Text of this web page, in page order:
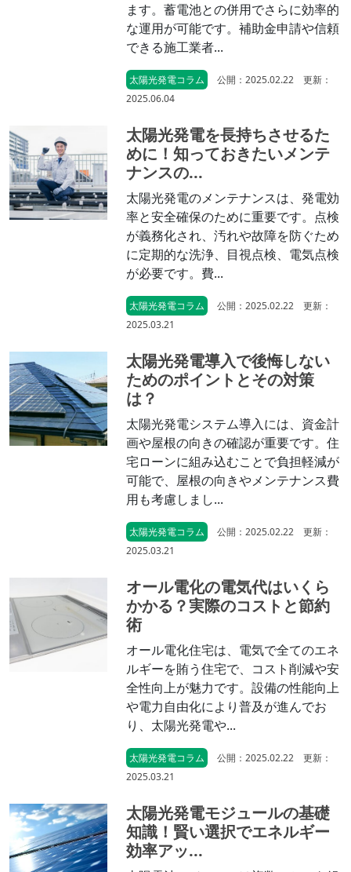
ます。蓄電池との併用でさらに効率的
な運用が可能です。補助金申請や信頼
できる施工業者...
太陽光発電コラム
公開：2025.02.22 更新：
2025.06.04
太陽光発電を長持ちさせるた
めに！知っておきたいメンテ
ナンスの...
太陽光発電のメンテナンスは、発電効
率と安全確保のために重要です。点検
が義務化され、汚れや故障を防ぐため
に定期的な洗浄、目視点検、電気点検
が必要です。費...
太陽光発電コラム
公開：2025.02.22 更新：
2025.03.21
太陽光発電導入で後悔しない
ためのポイントとその対策
は？
太陽光発電システム導入には、資金計
画や屋根の向きの確認が重要です。住
宅ローンに組み込むことで負担軽減が
可能で、屋根の向きやメンテナンス費
用も考慮しまし...
太陽光発電コラム
公開：2025.02.22 更新：
2025.03.21
オール電化の電気代はいくら
かかる？実際のコストと節約
術
オール電化住宅は、電気で全てのエネ
ルギーを賄う住宅で、コスト削減や安
全性向上が魅力です。設備の性能向上
や電力自由化により普及が進んでお
り、太陽光発電や...
太陽光発電コラム
公開：2025.02.22 更新：
2025.03.21
太陽光発電モジュールの基礎
知識！賢い選択でエネルギー
効率アッ...